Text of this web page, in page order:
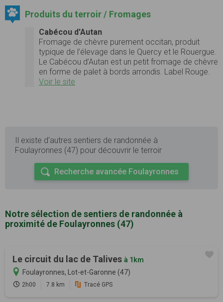
Produits du terroir / Fromages
Cabécou d'Autan
Fromage de chèvre purement occitan, produit
typique de l’élevage dans le Quercy et le Rouergue.
Le Cabécou d’Autan est un petit fromage de chèvre
en forme de palet à bords arrondis. Label Rouge.
Voir le site
Il existe d'autres sentiers de randonnée à
Foulayronnes (47) pour découvrir le terroir
Recherche avancée Foulayronnes
Notre sélection de sentiers de randonnée à
proximité de Foulayronnes (47)
Le circuit du lac de Talives à 1km
Foulayronnes, Lot-et-Garonne (47)
2h00 7.8 km Tracé GPS